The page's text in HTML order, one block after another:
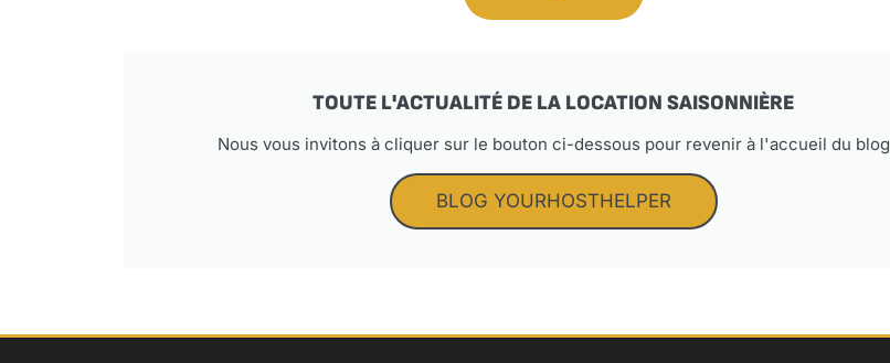
TOUTE L'ACTUALITÉ DE LA LOCATION SAISONNIÈRE
Nous vous invitons à cliquer sur le bouton ci-dessous pour revenir à l'accueil du blog
BLOG YOURHOSTHELPER